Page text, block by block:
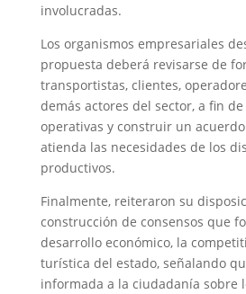
involucradas.
Los organismos empresariales
propuesta deberá revisarse de
transportistas, clientes,
demás actores del sector, a fin
operativas y construir un
atienda las necesidades de los
productivos.
Finalmente, reiteraron su
construcción de consensos que
desarrollo económico, la
turística del estado, señalando
informada a la ciudadanía sobre